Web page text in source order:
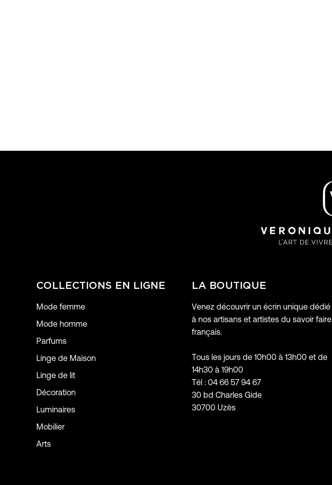
COLLECTIONS EN LIGNE
Mode femme
Mode homme
Parfums
Linge de Maison
Linge de lit
Décoration
Luminaires
Mobilier
Arts
LA BOUTIQUE
Venez découvrir un écrin unique dédié
à nos artisans et artistes du savoir faire
français.
Tous les jours de 10h00 à 13h00 et de
14h30 à 19h00
Tél : 04 66 57 94 67
30 bd Charles Gide
30700 Uzès